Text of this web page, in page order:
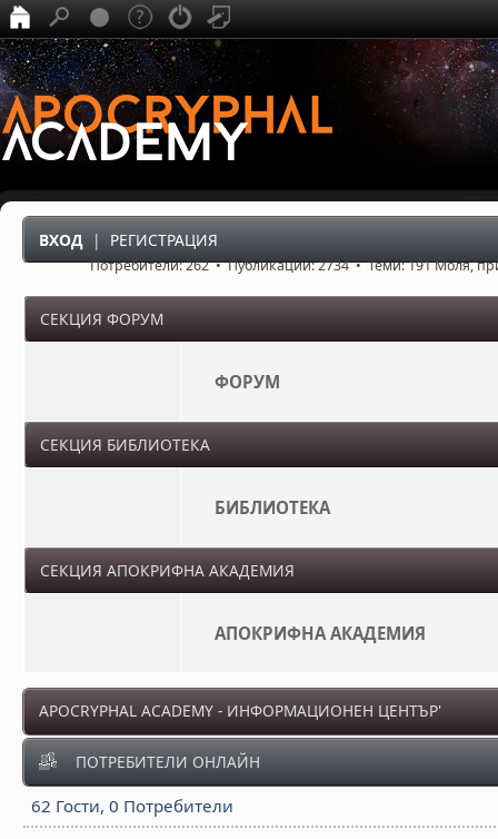
ВХОД | РЕГИСТРАЦИЯ
Потребители: 262 • Публикации: 2734 • Теми: 191 Моля,
СЕКЦИЯ ФОРУМ
ФОРУМ
СЕКЦИЯ БИБЛИОТЕКА
БИБЛИОТЕКА
СЕКЦИЯ АПОКРИФНА АКАДЕМИЯ
АПОКРИФНА АКАДЕМИЯ
APOCRYPHAL ACADEMY - ИНФОРМАЦИОНЕН ЦЕНТЪР'
ПОТРЕБИТЕЛИ ОНЛАЙН
62 Гости, 0 Потребители